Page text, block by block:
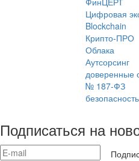
Цифровая
Blockchain
Крипто-ПРО
Облака
Аутсорсинг
доверенные
№ 187-ФЗ
безопасность
Подписаться на